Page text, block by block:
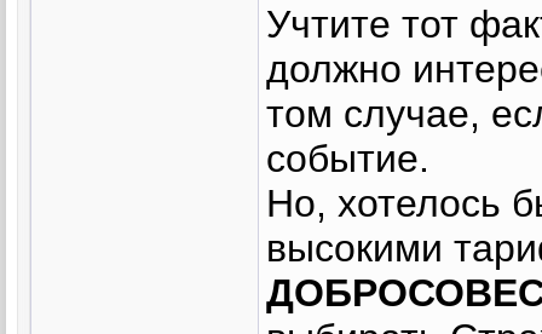
Учтите тот
должно
том случае,
событие.
Но, хотелось
высокими